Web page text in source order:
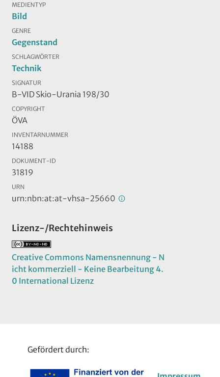
MEDIENTYP
Bild
GENRE
Gegenstand
SCHLAGWÖRTER
Technik
SIGNATUR
B-VID Skio-Urania 198/30
COPYRIGHT
ÖVA
INVENTARNUMMER
14188
DOKUMENT-ID
31819
URN
urn:nbn:at:at-vhsa-25660
Lizenz-/Rechtehinweis
Creative Commons Namensnennung - N
icht kommerziell - Keine Bearbeitung 4.
0 International Lizenz
Gefördert durch: